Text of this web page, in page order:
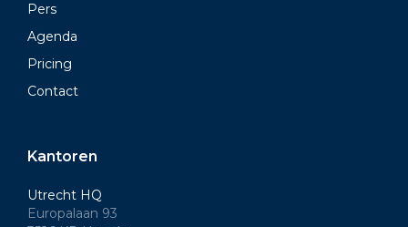
Pers
Agenda
Pricing
Contact
Kantoren
Utrecht HQ
Europalaan 93